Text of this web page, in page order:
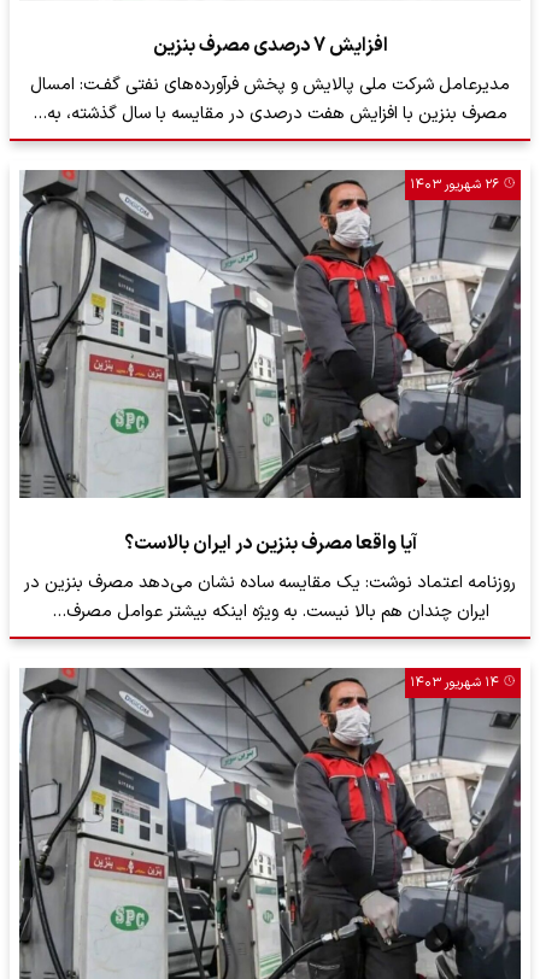
افزایش 7 درصدی مصرف بنزین
​مدیرعامل شرکت ملی پالایش و پخش فرآورده‌های نفتی گفـت: امسال
مصرف بنزین با افزایش هفت درصدی در مقایسه با سال گذشته، به…
۲۶ شهریور ۱۴۰۳
آیا واقعا مصرف بنزین در ایران بالاست؟
روزنامه اعتماد نوشت: یک مقایسه ساده نشان می‌دهد مصرف بنزین در
ایران چندان هم بالا نیست. به ویژه اینکه بیشتر عوامل مصرف…
۱۴ شهریور ۱۴۰۳